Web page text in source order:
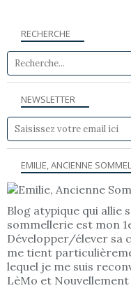
NEWSLETTER
RECHERCHE
EMILIE, ANCIENNE
Blog atypique qui allie
sommellerie est mon
Développer/élever sa
me tient
lequel je me suis
LèMo et